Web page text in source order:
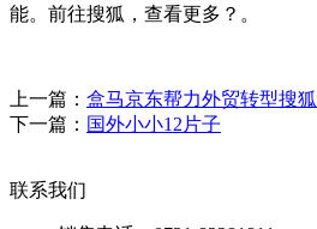
能。前往搜狐，查看更多？。
上一篇： 盒马京东帮力外贸转型搜
下一篇： 国外小小12片子
联系我们